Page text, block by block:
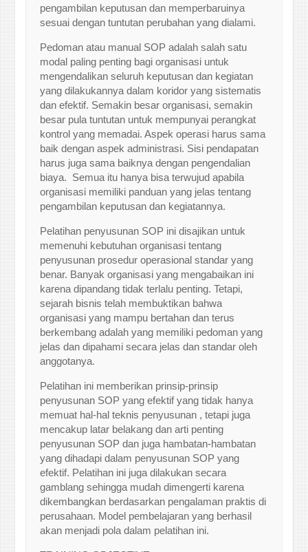
pengambilan keputusan dan memperbaruinya
sesuai dengan tuntutan perubahan yang dialami.
Pedoman atau manual SOP adalah salah satu
modal paling penting bagi organisasi untuk
mengendalikan seluruh keputusan dan kegiatan
yang dilakukannya dalam koridor yang sistematis
dan efektif. Semakin besar organisasi, semakin
besar pula tuntutan untuk mempunyai perangkat
kontrol yang memadai. Aspek operasi harus sama
baik dengan aspek administrasi. Sisi pendapatan
harus juga sama baiknya dengan pengendalian
biaya. Semua itu hanya bisa terwujud apabila
organisasi memiliki panduan yang jelas tentang
pengambilan keputusan dan kegiatannya.
Pelatihan penyusunan SOP ini disajikan untuk
memenuhi kebutuhan organisasi tentang
penyusunan prosedur operasional standar yang
benar. Banyak organisasi yang mengabaikan ini
karena dipandang tidak terlalu penting. Tetapi,
sejarah bisnis telah membuktikan bahwa
organisasi yang mampu bertahan dan terus
berkembang adalah yang memiliki pedoman yang
jelas dan dipahami secara jelas dan standar oleh
anggotanya.
Pelatihan ini memberikan prinsip-prinsip
penyusunan SOP yang efektif yang tidak hanya
memuat hal-hal teknis penyusunan , tetapi juga
mencakup latar belakang dan arti penting
penyusunan SOP dan juga hambatan-hambatan
yang dihadapi dalam penyusunan SOP yang
efektif. Pelatihan ini juga dilakukan secara
gamblang sehingga mudah dimengerti karena
dikembangkan berdasarkan pengalaman praktis di
perusahaan. Model pembelajaran yang berhasil
akan menjadi pola dalam pelatihan ini.